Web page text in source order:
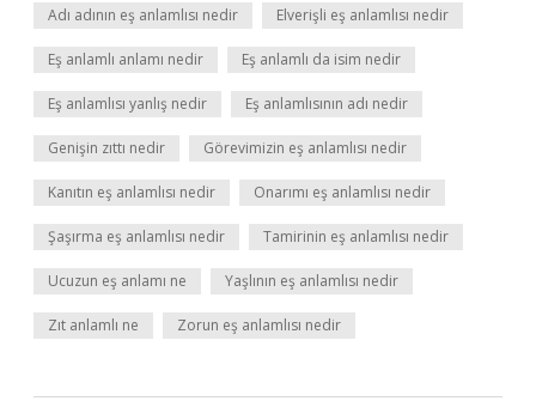
Adı adının eş anlamlısı nedir Elverişli eş anlamlısı nedir
Eş anlamlı anlamı nedir Eş anlamlı da isim nedir
Eş anlamlısı yanlış nedir Eş anlamlısının adı nedir
Genişin zıttı nedir Görevimizin eş anlamlısı nedir
Kanıtın eş anlamlısı nedir Onarımı eş anlamlısı nedir
Şaşırma eş anlamlısı nedir Tamirinin eş anlamlısı nedir
Ucuzun eş anlamı ne Yaşlının eş anlamlısı nedir
Zıt anlamlı ne Zorun eş anlamlısı nedir